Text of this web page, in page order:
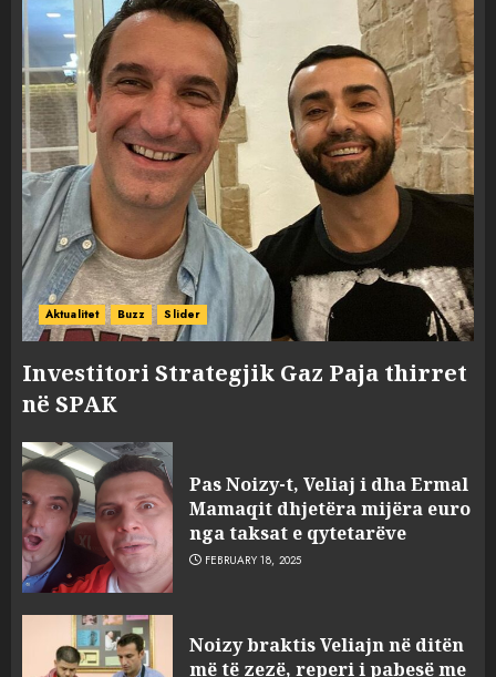
Aktualitet Buzz Slider
Investitori Strategjik Gaz Paja thirret
në SPAK
Pas Noizy-t, Veliaj i dha Ermal
Mamaqit dhjetëra mijëra euro
nga taksat e qytetarëve
FEBRUARY 18, 2025
Noizy braktis Veliajn në ditën
më të zezë, reperi i pabesë me
sulmuan “One Albania”,